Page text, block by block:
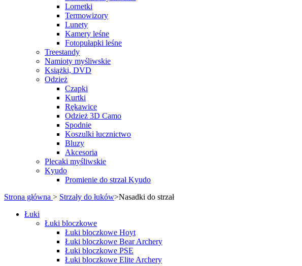
Lornetki
Termowizory
Lunety
Kamery leśne
Fotopułapki leśne
Treestandy
Namioty myśliwskie
Książki, DVD
Odzież
Czapki
Kurtki
Rękawice
Odzież 3D Camo
Spodnie
Koszulki łucznictwo
Bluzy
Akcesoria
Plecaki myśliwskie
Kyudo
Promienie do strzał Kyudo
Strona główna > Strzały do łuków>Nasadki do strzał
Łuki
Łuki bloczkowe
Łuki bloczkowe Hoyt
Łuki bloczkowe Bear Archery
Łuki bloczkowe PSE
Łuki bloczkowe Elite Archery